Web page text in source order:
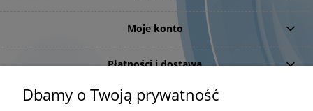
Moje konto
Płatności i dostawa
Informacje
Dbamy o Twoją prywatność